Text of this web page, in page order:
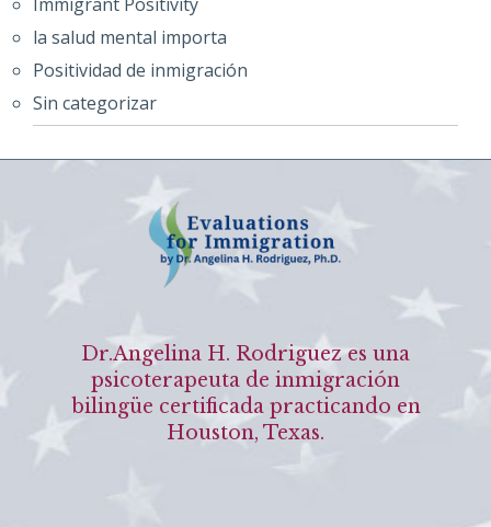
Immigrant Positivity
la salud mental importa
Positividad de inmigración
Sin categorizar
Dr.Angelina H. Rodriguez es una
psicoterapeuta de inmigración
bilingüe certificada practicando en
Houston, Texas.